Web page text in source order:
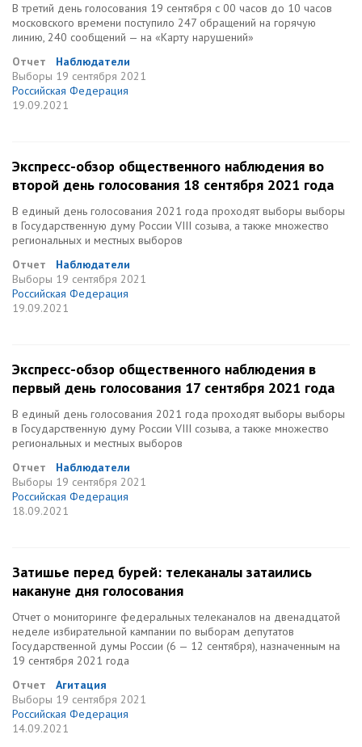
В третий день голосования 19 сентября с 00 часов до 10 часов
московского времени поступило 247 обращений на горячую
линию, 240 сообщений — на «Карту нарушений»
Отчет
Наблюдатели
Выборы 19 сентября 2021
Российская Федерация
19.09.2021
Экспресс-обзор общественного наблюдения во
второй день голосования 18 сентября 2021 года
В единый день голосования 2021 года проходят выборы выборы
в Государственную думу России VIII созыва, а также множество
региональных и местных выборов
Отчет
Наблюдатели
Выборы 19 сентября 2021
Российская Федерация
19.09.2021
Экспресс-обзор общественного наблюдения в
первый день голосования 17 сентября 2021 года
В единый день голосования 2021 года проходят выборы выборы
в Государственную думу России VIII созыва, а также множество
региональных и местных выборов
Отчет
Наблюдатели
Выборы 19 сентября 2021
Российская Федерация
18.09.2021
Затишье перед бурей: телеканалы затаились
накануне дня голосования
Отчет о мониторинге федеральных телеканалов на двенадцатой
неделе избирательной кампании по выборам депутатов
Государственной думы России (6 — 12 сентября), назначенным на
19 сентября 2021 года
Отчет
Агитация
Выборы 19 сентября 2021
Российская Федерация
14.09.2021